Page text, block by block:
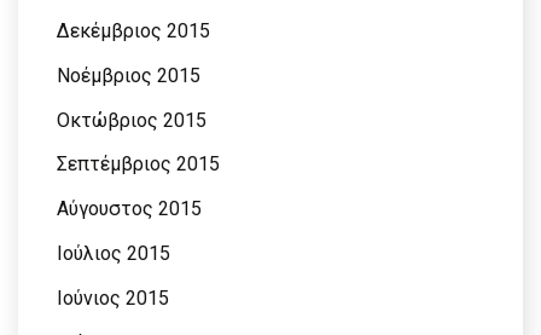
Δεκέμβριος 2015
Νοέμβριος 2015
Οκτώβριος 2015
Σεπτέμβριος 2015
Αύγουστος 2015
Ιούλιος 2015
Ιούνιος 2015